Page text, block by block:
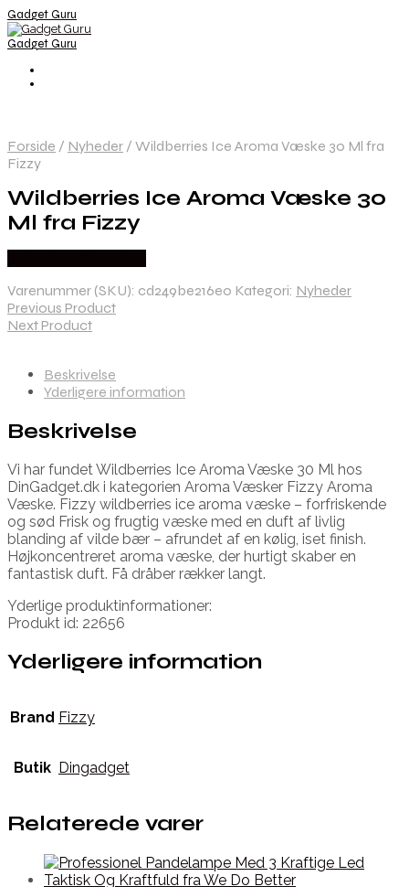
Gadget Guru
Gadget Guru
Forside / Nyheder / Wildberries Ice Aroma Væske 30 Ml fra
Fizzy
Wildberries Ice Aroma Væske 30
Ml fra Fizzy
Varenummer (SKU): cd249be216e0 Kategori: Nyheder
Previous Product
Next Product
Beskrivelse
Yderligere information
Beskrivelse
Vi har fundet Wildberries Ice Aroma Væske 30 Ml hos
DinGadget.dk i kategorien Aroma Væsker Fizzy Aroma
Væske. Fizzy wildberries ice aroma væske – forfriskende
og sød Frisk og frugtig væske med en duft af livlig
blanding af vilde bær – afrundet af en kølig, iset finish.
Højkoncentreret aroma væske, der hurtigt skaber en
fantastisk duft. Få dråber rækker langt.
Yderlige produktinformationer:
Produkt id: 22656
Yderligere information
Brand Fizzy
Butik Dingadget
Relaterede varer